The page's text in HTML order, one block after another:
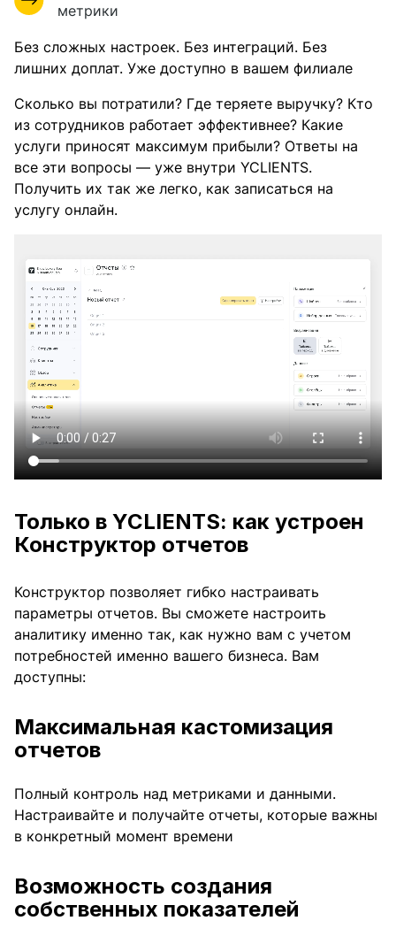
метрики
Без сложных настроек. Без интеграций. Без
лишних доплат. Уже доступно в вашем филиале
Сколько вы потратили? Где теряете выручку? Кто
из сотрудников работает эффективнее? Какие
услуги приносят максимум прибыли? Ответы на
все эти вопросы — уже внутри YCLIENTS.
Получить их так же легко, как записаться на
услугу онлайн.
Только в YCLIENTS: как устроен
Конструктор отчетов
Конструктор позволяет гибко настраивать
параметры отчетов. Вы сможете настроить
аналитику именно так, как нужно вам с учетом
потребностей именно вашего бизнеса. Вам
доступны:
Максимальная кастомизация
отчетов
Полный контроль над метриками и данными.
Настраивайте и получайте отчеты, которые важны
в конкретный момент времени
Возможность создания
собственных показателей